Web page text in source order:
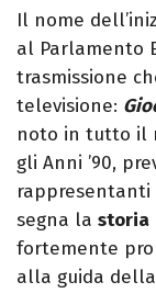
Il nome
al Parlamento
trasmissione
televisione:
noto in tutto il
gli Anni ’90,
rappresentanti
segna la storia
fortemente
alla guida